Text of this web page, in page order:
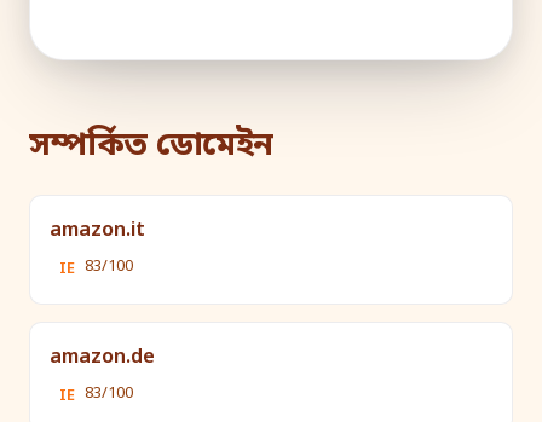
সম্পর্কিত ডোমেইন
amazon.it
IE 83/100
amazon.de
IE 83/100